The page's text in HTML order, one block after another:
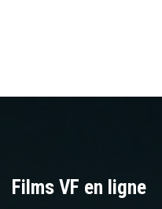
Films VF en ligne